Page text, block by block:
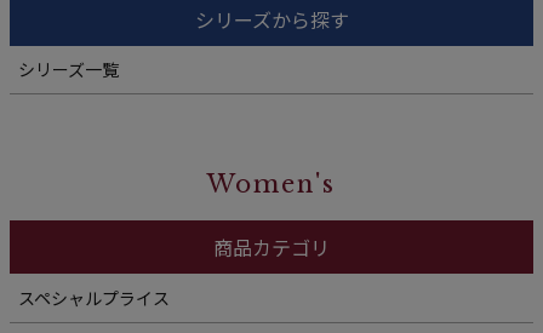
シリーズから探す
シリーズ一覧
Women's
商品カテゴリ
スペシャルプライス